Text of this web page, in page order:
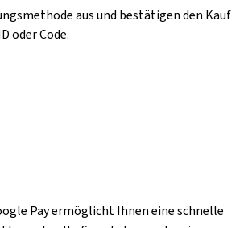
aus und bestätigen den Kauf
oder Code.
Pay ermöglicht Ihnen eine schnelle